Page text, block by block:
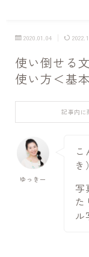
2020.01.04
使い倒せる
使い方＜基
記事内に
ゆっきー
き
写
た
ル